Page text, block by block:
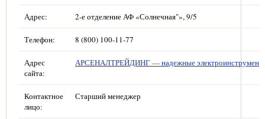
Адрес: 2-е отделение АФ «Солнечная"», 9/5
Телефон: 8 (800) 100-11-77
Адрес
сайта:
АРСЕНАЛТРЕЙДИНГ — надежные
Контактное
лицо:
Старший менеджер